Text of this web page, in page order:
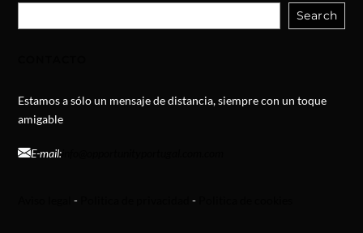
Search
Estamos a sólo un mensaje de distancia, siempre con un toque
amigable
E-mail:info@opportunityportugal.com.com
- -